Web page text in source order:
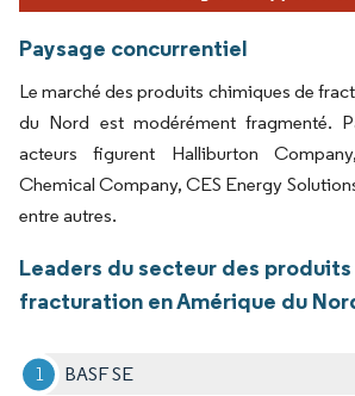
Paysage concurrentiel
Le marché des produits chimiques de
du Nord est modérément fragmenté.
acteurs figurent Halliburton
Chemical Company, CES Energy
entre autres.
Leaders du secteur des
fracturation en Amérique du
BASF SE